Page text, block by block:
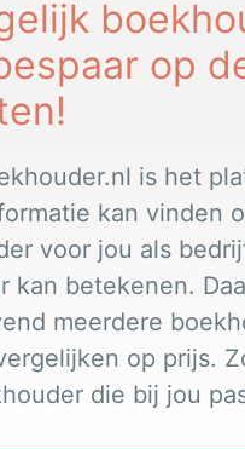
op
is het
kan vinden
voor jou als
kan betekenen.
meerdere
op prijs.
die bij jou